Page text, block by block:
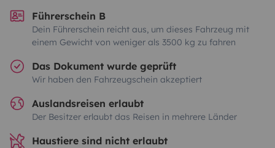
Führerschein B
Dein Führerschein reicht aus, um dieses Fahrzeug mit
einem Gewicht von weniger als 3500 kg zu fahren
Das Dokument wurde geprüft
Wir haben den Fahrzeugschein akzeptiert
Auslandsreisen erlaubt
Der Besitzer erlaubt das Reisen in mehrere Länder
Haustiere sind nicht erlaubt